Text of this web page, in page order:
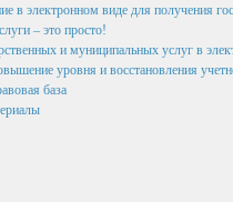
Бюджет поселка на 2022 год
Бюджет поселка на 2023 год
Бюджет поселка на 2024 год
в электронном виде для получения
– это просто!
и муниципальных услуг в
уровня и восстановления
база